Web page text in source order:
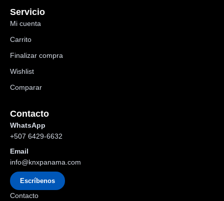
Servicio
Mi cuenta
Carrito
Finalizar compra
Wishlist
Comparar
Contacto
WhatsApp
+507 6429-6632
Email
info@knxpanama.com
Escríbenos
Contacto